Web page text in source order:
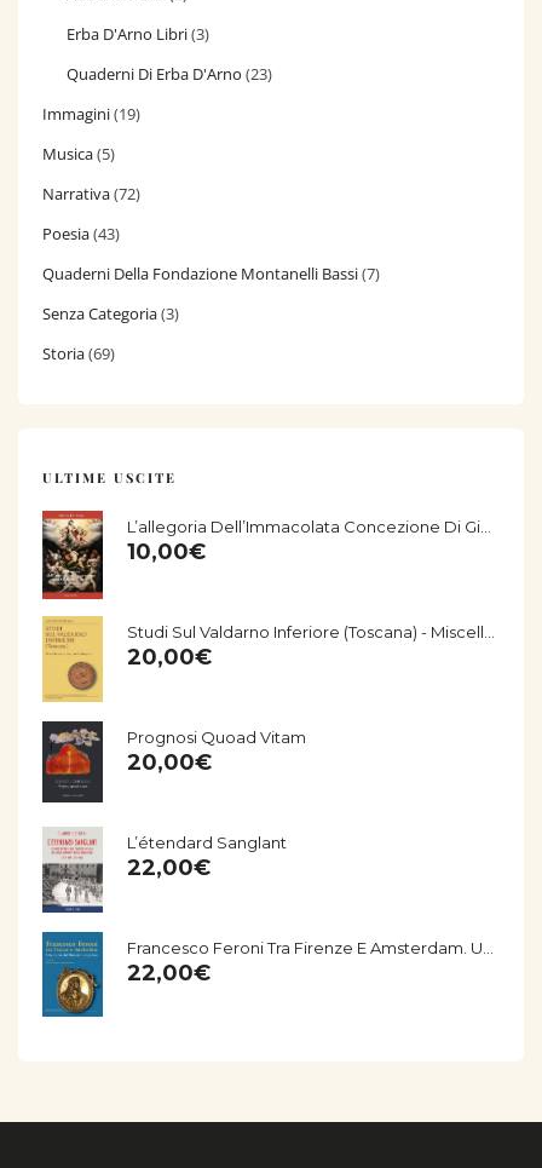
Erba D'Arno Libri(3)
Quaderni Di Erba D'Arno (23)
Immagini(19)
Musica(5)
Narrativa(72)
Poesia(43)
Quaderni Della Fondazione Montanelli Bassi(7)
Senza Categoria(3)
Storia(69)
ULTIME USCITE
L’allegoria Dell’Immacolata Concezione Di Giorgio Vasari Nella Chiesa Di San Salvatore Di Fucecchio
10,00€
Studi Sul Valdarno Inferiore (Toscana) - Miscellanea Storico-Archeologica
20,00€
Prognosi Quoad Vitam
20,00€
L’étendard Sanglant
22,00€
Francesco Feroni Tra Firenze E Amsterdam. Una Storia Del Seicento Empolese
22,00€